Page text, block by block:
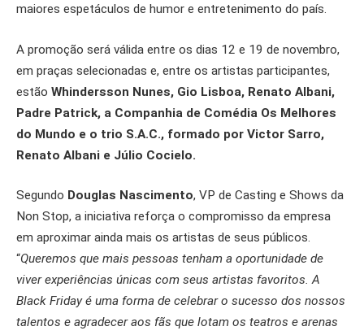
maiores espetáculos de humor e entretenimento do país.
A promoção será válida entre os dias 12 e 19 de novembro,
em praças selecionadas e, entre os artistas participantes,
estão Whindersson Nunes, Gio Lisboa, Renato Albani,
Padre Patrick, a Companhia de Comédia Os Melhores
do Mundo e o trio S.A.C., formado por Victor Sarro,
Renato Albani e Júlio Cocielo.
Segundo Douglas Nascimento, VP de Casting e Shows da
Non Stop, a iniciativa reforça o compromisso da empresa
em aproximar ainda mais os artistas de seus públicos.
“Queremos que mais pessoas tenham a oportunidade de
viver experiências únicas com seus artistas favoritos. A
Black Friday é uma forma de celebrar o sucesso dos nossos
talentos e agradecer aos fãs que lotam os teatros e arenas